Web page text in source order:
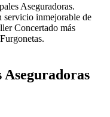
Aseguradoras.
servicio inmejorable de
Concertado más
Aseguradoras